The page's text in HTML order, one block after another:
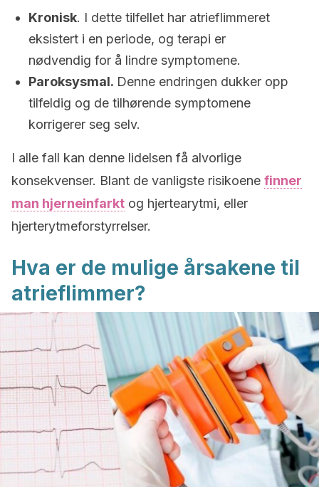
Kronisk. I dette tilfellet har atrieflimmeret
eksistert i en periode, og terapi er
nødvendig for å lindre symptomene.
Paroksysmal. Denne endringen dukker opp
tilfeldig og de tilhørende symptomene
korrigerer seg selv.
I alle fall kan denne lidelsen få alvorlige
konsekvenser. Blant de vanligste risikoene finner
man hjerneinfarkt og hjertearytmi, eller
hjerterytmeforstyrrelser.
Hva er de mulige årsakene til
atrieflimmer?